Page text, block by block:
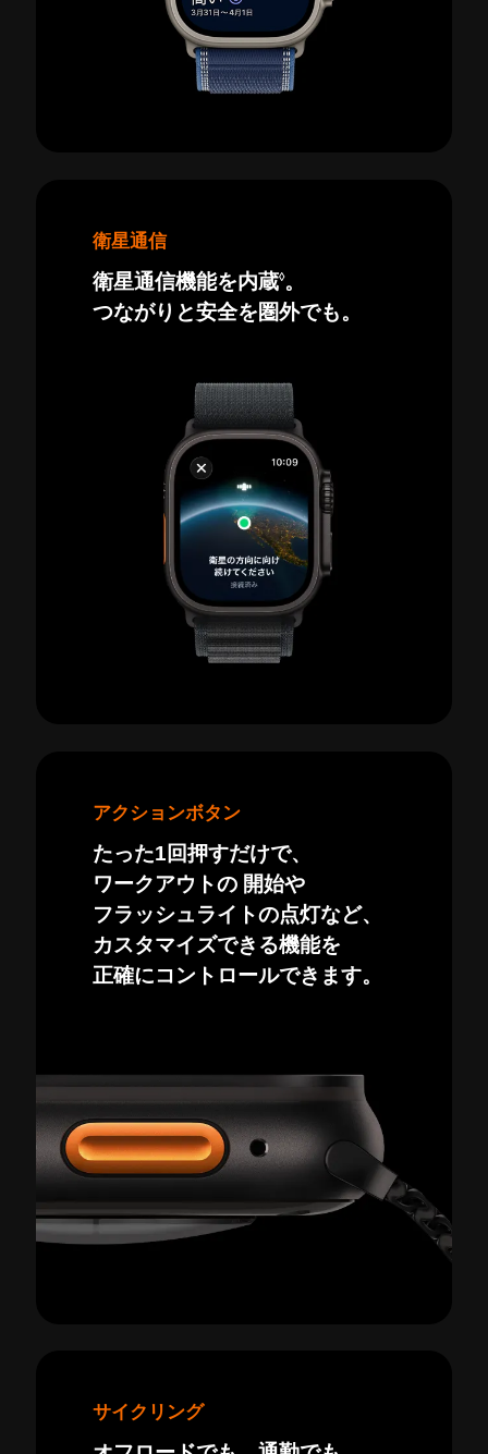
衛星通信
衛星通信機能を内蔵◊。
つながりと安全を圏外でも。
アクションボタン
たった1回押すだけで、
ワークアウトの 開始や
フラッシュライトの点灯など、
カスタマイズできる機能を
正確にコントロールできます。
サイクリング